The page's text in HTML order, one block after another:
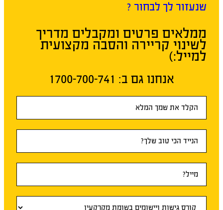
שנעזור לך לבחור ?
ממלאים פרטים ומקבלים מדריך
לשינוי קריירה והסבה מקצועית
למייל:)
אנחנו גם ב:​ 1700-700-741
ראשי